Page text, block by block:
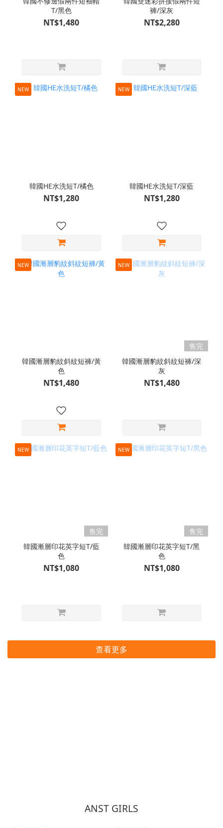
T/黑色
NT$1,480
褲/深灰
NT$2,280
NEW
韓國HE水洗短T/橘色
NT$1,280
NEW
韓國HE水洗短T/深藍
NT$1,280
NEW
韓國漸層豹紋斜紋短褲/黃
色
NT$1,480
NEW
售完
韓國漸層豹紋斜紋短褲/深
灰
NT$1,480
NEW
售完
韓國漸層印花英字短T/藍
色
NT$1,080
NEW
售完
韓國漸層印花英字短T/黑
色
NT$1,080
查看更多
ANST GIRLS